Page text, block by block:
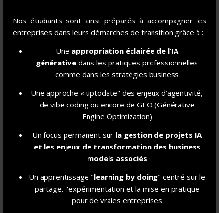
Nos étudiants sont ainsi préparés à accompagner les
entreprises dans leurs démarches de transition grâce à :
Une appropriation éclairée de l’IA
générative dans les pratiques professionnelles
comme dans les stratégies business
Une approche « uptodate" des enjeux d’agentivité,
de vibe coding ou encore de GEO (Générative
Engine Optimization)
Un focus permanent sur la gestion de projets IA
et les enjeux de transformation des business
models associés
Un apprentissage "learning by doing" centré sur le
partage, l'expérimentation et la mise en pratique
pour de vraies entreprises
construire la stratégie numérique et accompagner des ...
LIRE LA SUITE